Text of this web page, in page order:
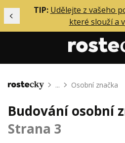
Předchozí
TIP: Udělejte z vašeho
které slouží a
Mentoring
Solo
Akce
Domů ... Osobní značka
Budování osobní
Strana 3